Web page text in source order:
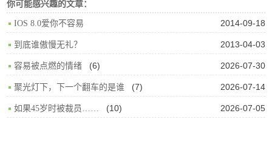
你可能感兴趣的文章：
2014-09-18
IOS 8.0爱你不容易
2013-04-03
到底谁傲慢无礼？
2026-07-30
容易被点燃的情绪 (6)
2026-07-14
聚光灯下，下一个翻车的是谁 (7)
2026-07-05
如果45岁时被裁员…… (10)